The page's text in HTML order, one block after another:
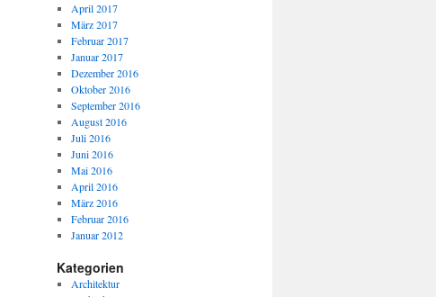
April 2017
März 2017
Februar 2017
Januar 2017
Dezember 2016
Oktober 2016
September 2016
August 2016
Juli 2016
Juni 2016
Mai 2016
April 2016
März 2016
Februar 2016
Januar 2012
Kategorien
Architektur